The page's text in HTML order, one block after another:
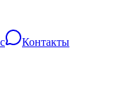
Контакты